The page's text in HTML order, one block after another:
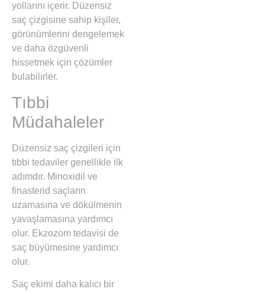
yollarını içerir. Düzensiz
saç çizgisine sahip kişiler,
görünümlerini dengelemek
ve daha özgüvenli
hissetmek için çözümler
bulabilirler.
Tıbbi
Müdahaleler
Düzensiz saç çizgileri için
tıbbi tedaviler genellikle ilk
adımdır. Minoxidil ve
finasterid saçların
uzamasına ve dökülmenin
yavaşlamasına yardımcı
olur. Ekzozom tedavisi de
saç büyümesine yardımcı
olur.
Saç ekimi daha kalıcı bir